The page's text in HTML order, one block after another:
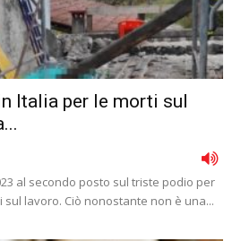
Italia per le morti sul
al secondo posto sul triste podio per
lavoro. Ciò nonostante non è una...